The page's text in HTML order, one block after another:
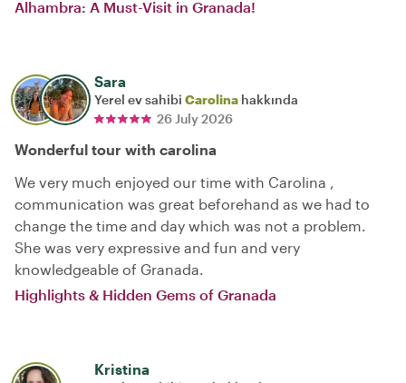
Alhambra: A Must-Visit in Granada!
Sara
Yerel ev sahibi Carolina hakkında
26 July 2026
Wonderful tour with carolina
We very much enjoyed our time with Carolina ,
communication was great beforehand as we had to
change the time and day which was not a problem.
She was very expressive and fun and very
knowledgeable of Granada.
Highlights & Hidden Gems of Granada
Kristina